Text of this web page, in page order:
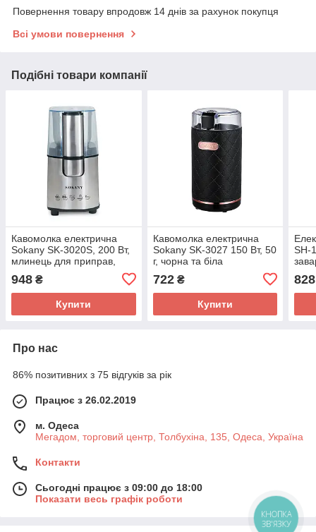
Повернення товару впродовж 14 днів за рахунок покупця
Всі умови повернення
Подібні товари компанії
Кавомолка електрична
Sokany SK-3020S, 200 Вт,
млинець для приправ,
948 ₴
Купити
Кавомолка електрична
Sokany SK-3027 150 Вт, 50
г, чорна та біла
722₴
Купити
SH-
828
Про нас
86% позитивних з 75 відгуків за рік
Працює з 26.02.2019
м. Одеса
Мегадом, торговий центр, Толбухіна, 135, Одеса, Україна
Контакти
Сьогодні працює з 09:00 до 18:00
Показати весь графік роботи
КНОПКА
ЗВ'ЯЗКУ